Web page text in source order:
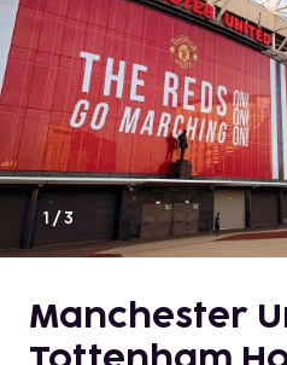
1 /3
Manchester